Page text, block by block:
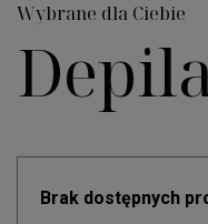
Wybrane dla Ciebie
Brak dostępnych